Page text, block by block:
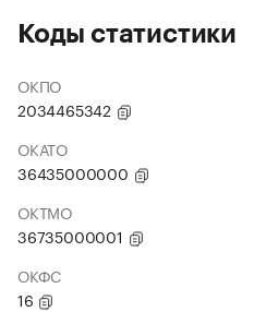
Коды статистики
ОКПО
2034465342
ОКАТО
36435000000
ОКТМО
36735000001
ОКФС
16